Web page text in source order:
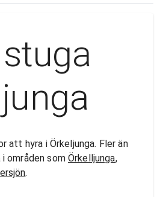
att hyra i Örkeljunga. Fler än
områden som Örkelljunga,
.